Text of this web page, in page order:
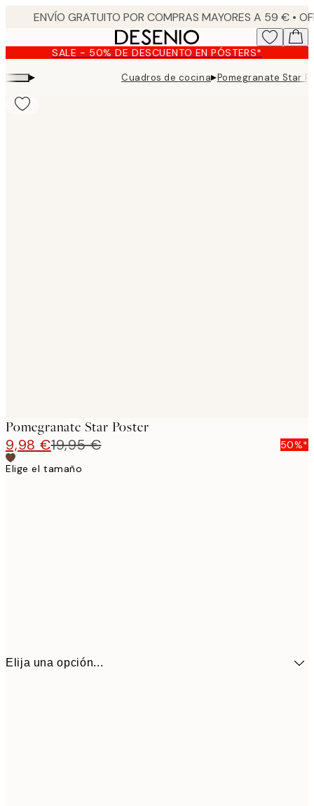
content.SALE - 50% DE DESCUENTO EN PÓSTERS*
▸ Cuadros de cocina▸Pomegranate Star
Pomegranate Star Poster
9,98 €19,95 €
50%*
Elige el tamaño
Elija una opción...